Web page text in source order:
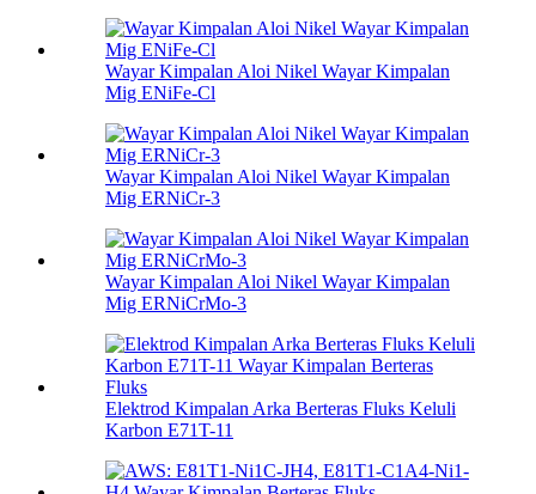
Wayar Kimpalan Aloi Nikel Wayar Kimpalan
Mig ENiFe-Cl
Wayar Kimpalan Aloi Nikel Wayar Kimpalan
Mig ERNiCr-3
Wayar Kimpalan Aloi Nikel Wayar Kimpalan
Mig ERNiCrMo-3
Elektrod Kimpalan Arka Berteras Fluks Keluli
Karbon E71T-11